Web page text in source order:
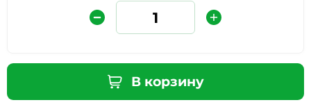
В корзину
Защита от автоматических сообщений